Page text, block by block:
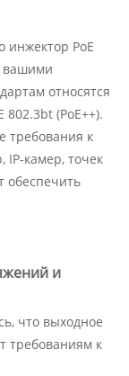
инжектор PoE
вашими
относятся
802.3bt (PoE++).
требования к
IP-камер, точек
обеспечить
и
что выходное
требованиям к